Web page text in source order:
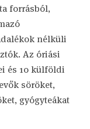
forrásból,
nélküli
Az óriási
és 10 külföldi
söröket,
gyógyteákat